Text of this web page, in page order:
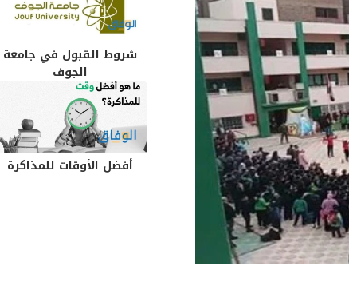
شروط القبول في جامعة
الجوف
أفضل الأوقات للمذاكرة